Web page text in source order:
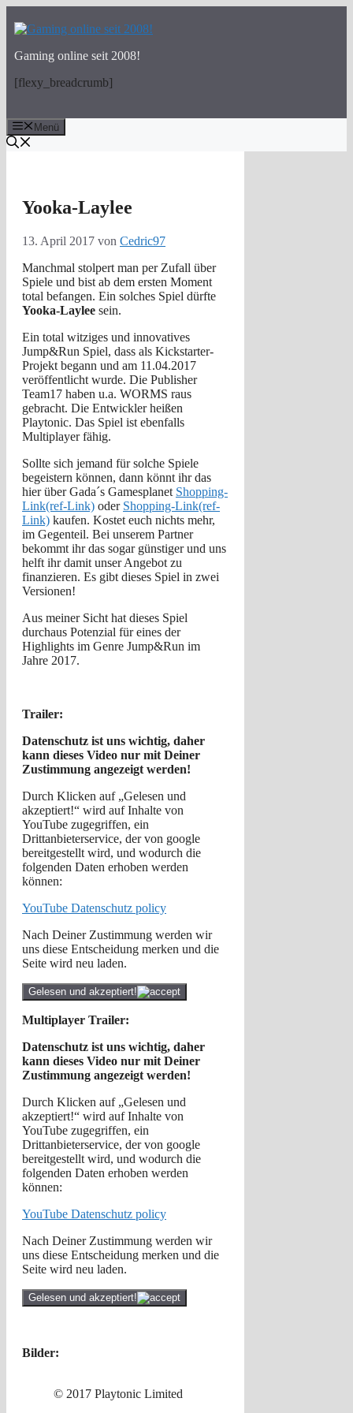
Inhalt
Gaming online seit 2008!
[flexy_breadcrumb]
Menü
Yooka-Laylee
13. April 2017 von Cedric97
Manchmal stolpert man per Zufall über
Spiele und bist ab dem ersten Moment
total befangen. Ein solches Spiel dürfte
Yooka-Laylee sein.
Ein total witziges und innovatives
Jump&Run Spiel, dass als Kickstarter-
Projekt begann und am 11.04.2017
veröffentlicht wurde. Die Publisher
Team17 haben u.a. WORMS raus
gebracht. Die Entwickler heißen
Playtonic. Das Spiel ist ebenfalls
Multiplayer fähig.
Sollte sich jemand für solche Spiele
begeistern können, dann könnt ihr das
hier über Gada´s Gamesplanet Shopping-
Link(ref-Link) oder Shopping-Link(ref-
Link) kaufen. Kostet euch nichts mehr,
im Gegenteil. Bei unserem Partner
bekommt ihr das sogar günstiger und uns
helft ihr damit unser Angebot zu
finanzieren. Es gibt dieses Spiel in zwei
Versionen!
Aus meiner Sicht hat dieses Spiel
durchaus Potenzial für eines der
Highlights im Genre Jump&Run im
Jahre 2017.
Trailer:
Datenschutz ist uns wichtig, daher
kann dieses Video nur mit Deiner
Zustimmung angezeigt werden!
Durch Klicken auf „Gelesen und
akzeptiert!“ wird auf Inhalte von
YouTube zugegriffen, ein
Drittanbieterservice, der von google
bereitgestellt wird, und wodurch die
folgenden Daten erhoben werden
können:
YouTube Datenschutz policy
Nach Deiner Zustimmung werden wir
uns diese Entscheidung merken und die
Seite wird neu laden.
Gelesen und akzeptiert!
Multiplayer Trailer:
Datenschutz ist uns wichtig, daher
kann dieses Video nur mit Deiner
Zustimmung angezeigt werden!
Durch Klicken auf „Gelesen und
akzeptiert!“ wird auf Inhalte von
YouTube zugegriffen, ein
Drittanbieterservice, der von google
bereitgestellt wird, und wodurch die
folgenden Daten erhoben werden
können:
YouTube Datenschutz policy
Nach Deiner Zustimmung werden wir
uns diese Entscheidung merken und die
Seite wird neu laden.
Gelesen und akzeptiert!
Bilder:
© 2017 Playtonic Limited